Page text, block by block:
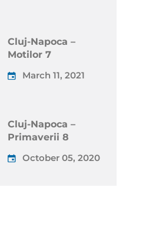
Cluj-Napoca –
Motilor 7
March 11, 2021
Cluj-Napoca –
Primaverii 8
October 05, 2020